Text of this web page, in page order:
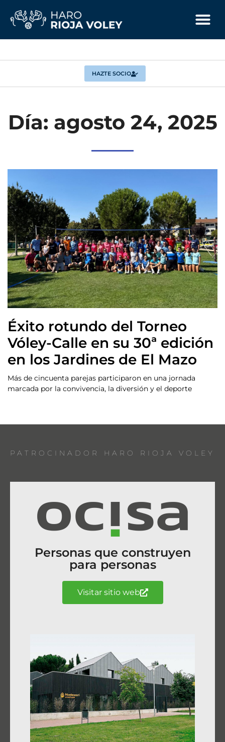
HAZTE SOCIO
Día: agosto 24, 2025
Éxito rotundo del Torneo
Vóley-Calle en su 30ª edición
en los Jardines de El Mazo
Más de cincuenta parejas participaron en una jornada
marcada por la convivencia, la diversión y el deporte
PATROCINADOR HARO RIOJA VOLEY
Personas que construyen
para personas
Visitar sitio web